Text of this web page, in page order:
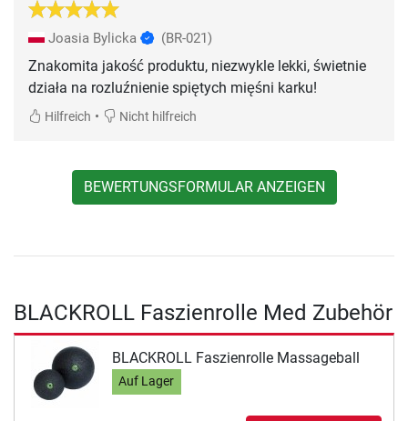
Joasia Bylicka (BR-021)
Znakomita jakość produktu, niezwykle lekki, świetnie
działa na rozluźnienie spiętych mięśni karku!
Hilfreich • Nicht hilfreich
BEWERTUNGSFORMULAR ANZEIGEN
BLACKROLL Faszienrolle Med Zubehör
BLACKROLL Faszienrolle Massageball
Auf Lager